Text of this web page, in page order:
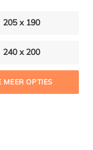
205 x 190
240 x 200
MEER OPTIES